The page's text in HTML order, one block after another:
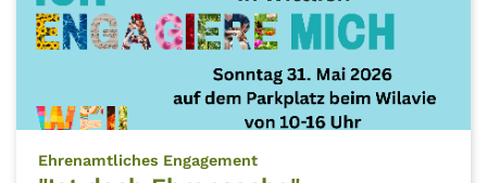
Ehrenamtliches Engagement: